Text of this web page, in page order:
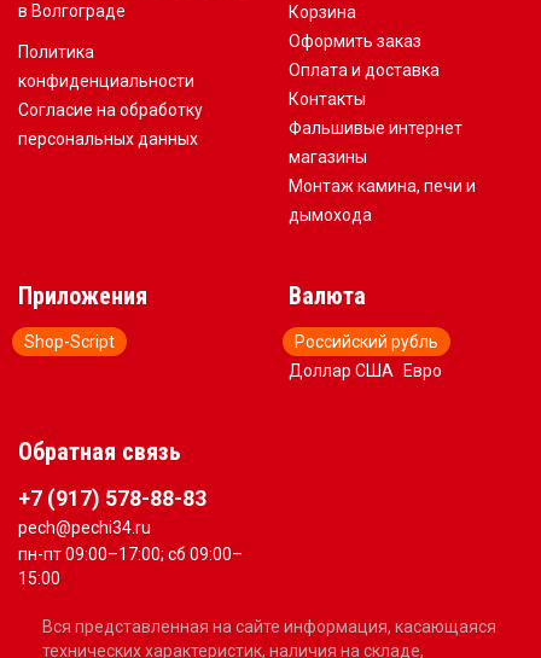
в Волгограде
Политика
конфиденциальности
Согласие на обработку
персональных данных
Корзина
Оформить заказ
Оплата и доставка
Контакты
Фальшивые интернет
магазины
Монтаж камина, печи и
дымохода
Приложения
Shop-Script
Валюта
Российский рубль
Доллар США
Евро
Обратная связь
+7 (917) 578-88-83
pech@pechi34.ru
пн-пт 09:00–17:00; сб 09:00–
15:00
Вся представленная на сайте информация, касающаяся
технических характеристик, наличия на складе,